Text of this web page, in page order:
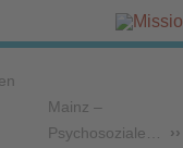
Mainz –
Psychosoziale…